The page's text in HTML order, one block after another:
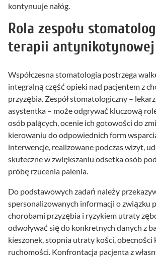
kontynuuje nałóg.
Rola zespołu
terapii antynikotynowej
Współczesna stomatologia postrzega
integralną część opieki nad pacjentem z
przyzębia. Zespół stomatologiczny –
asystentka – może odgrywać kluczową
osób palących, ocenie ich gotowości do
kierowaniu do odpowiednich form
interwencje, realizowane podczas wizyt,
skuteczne w zwiększaniu odsetka osób
próbę rzucenia palenia.
Do podstawowych zadań należy
spersonalizowanych informacji o związku
chorobami przyzębia i ryzykiem utraty
odwoływać się do konkretnych danych z
kieszonek, stopnia utraty kości, obecności
ruchomości. Konfrontacja pacjenta z